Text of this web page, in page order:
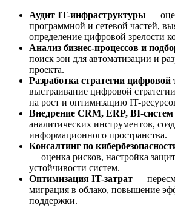
Аудит IT-инфраструктуры —
программной и сетевой частей,
определение цифровой зрелости
Анализ бизнес-процессов и
поиск зон для автоматизации и
проекта.
Разработка стратегии
выстраивание цифровой
на рост и оптимизацию IT-
Внедрение CRM, ERP, BI-систем
аналитических инструментов,
информационного пространства.
Консалтинг по
— оценка рисков, настройка
устойчивости систем.
Оптимизация IT-затрат —
миграция в облако, повышение
поддержки.